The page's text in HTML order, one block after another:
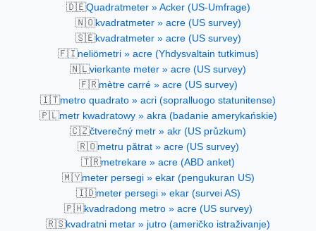
🇩🇪Quadratmeter » Acker (US-Umfrage)
🇳🇴kvadratmeter » acre (US survey)
🇸🇪kvadratmeter » acre (US survey)
🇫🇮neliömetri » acre (Yhdysvaltain tutkimus)
🇳🇱vierkante meter » acre (US survey)
🇫🇷mètre carré » acre (US survey)
🇮🇹metro quadrato » acri (sopralluogo statunitense)
🇵🇱metr kwadratowy » akra (badanie amerykańskie)
🇨🇿čtverečný metr » akr (US průzkum)
🇷🇴metru pătrat » acre (US survey)
🇹🇷metrekare » acre (ABD anket)
🇲🇾meter persegi » ekar (pengukuran US)
🇮🇩meter persegi » ekar (survei AS)
🇵🇭kvadradong metro » acre (US survey)
🇷🇸kvadratni metar » jutro (američko istraživanje)